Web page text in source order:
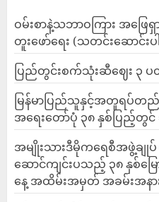
ဝမ်းစာနဲ့သဘာဝကြား အဖြေရှ
တူးဖော်ရေး (သတင်းဆောင်းပ
ပြည်တွင်းစက်သုံးဆီဈေး
မြန်မာပြည်သူနှင့်အတူရပ်တည်
အရေးတော်ပုံ ၃၈ နှစ်ပြည့်တွင်
အမျိုးသားဒီမိုကရေစီအဖွဲ့ခ
ဆောင်ကျင်းပသည့် ၃၈ နှစ်မ
နေ့ အထိမ်းအမှတ် အခမ်းအနာ